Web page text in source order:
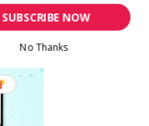
SUBSCRIBE NOW
No Thanks